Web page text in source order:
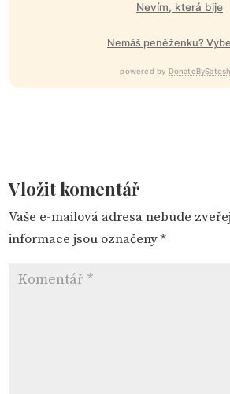
Nevím, která bije
Nemáš peněženku?
powered by
Vložit komentář
Vaše e-mailová adresa nebude
informace jsou označeny*